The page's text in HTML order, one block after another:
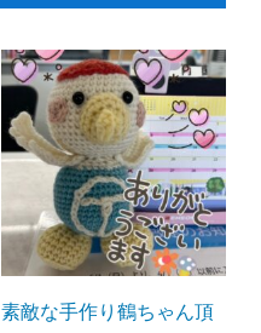
素敵な手作り鶴ちゃん頂